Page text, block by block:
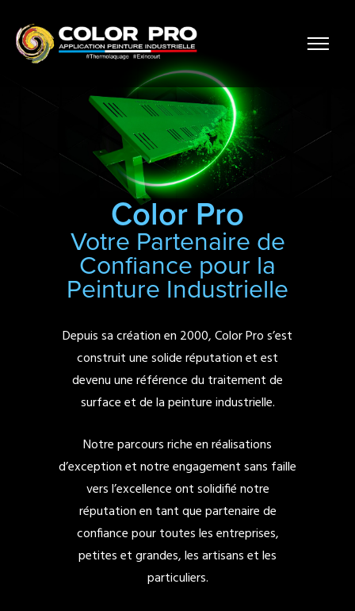
Color Pro
Votre Partenaire de
Confiance pour la
Peinture Industrielle
Depuis sa création en 2000, Color Pro s’est
construit une solide réputation et est
devenu une référence du traitement de
surface et de la peinture industrielle.
Notre parcours riche en réalisations
d’exception et notre engagement sans faille
vers l’excellence ont solidifié notre
réputation en tant que partenaire de
confiance pour toutes les entreprises,
petites et grandes, les artisans et les
particuliers.